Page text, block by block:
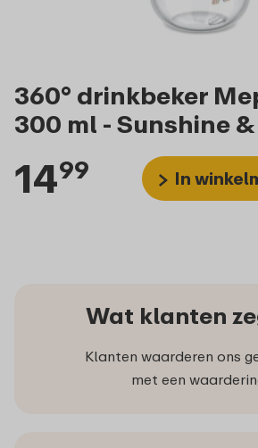
360° drinkbeker
300 ml - Sunshine
1499 In
Wat klanten
Klanten waarderen ons
met een